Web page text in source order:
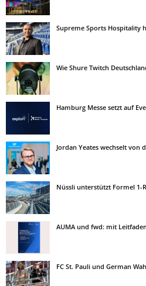
Supreme Sports Hospitality
Wie Shure Twitch
Hamburg Messe setzt auf
Jordan Yeates wechselt von
Nüssli unterstützt Formel
AUMA und fwd: mit
FC St. Pauli und German